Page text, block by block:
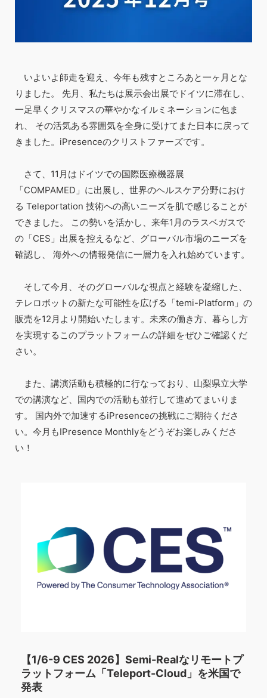
いよいよ師走を迎え、今年も残すところあと一ヶ月とな
りました。 先月、私たちは展示会出展でドイツに滞在し、
一足早くクリスマスの華やかなイルミネーションに包ま
れ、 その活気ある雰囲気を全身に受けてまた日本に戻って
きました。iPresenceのクリストファーズです。
さて、11月はドイツでの国際医療機器展
「COMPAMED」に出展し、世界のヘルスケア分野におけ
る Teleportation 技術への高いニーズを肌で感じることが
できました。 この勢いを活かし、来年1月のラスベガスで
の「CES」出展を控えるなど、グローバル市場のニーズを
確認し、 海外への情報発信に一層力を入れ始めています。
そして今月、そのグローバルな視点と経験を凝縮した、
テレロボットの新たな可能性を広げる「temi-Platform」の
販売を12月より開始いたします。未来の働き方、暮らし方
を実現するこのプラットフォームの詳細をぜひご確認くだ
さい。
また、講演活動も積極的に行なっており、山梨県立大学
での講演など、国内での活動も並行して進めてまいりま
す。 国内外で加速するiPresenceの挑戦にご期待くださ
い。今月もIPresence Monthlyをどうぞお楽しみくださ
い！
【1/6-9 CES 2026】Semi-Realなリモートプ
ラットフォーム「Teleport-Cloud」を米国で
発表